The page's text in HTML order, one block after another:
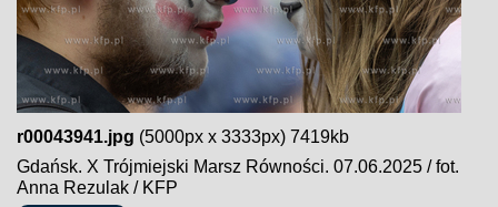
r00043941.jpg (5000px x 3333px) 7419kb
Gdańsk. X Trójmiejski Marsz Równości. 07.06.2025 / fot.
Anna Rezulak / KFP